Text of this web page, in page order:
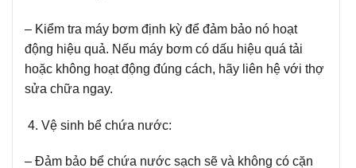
– Kiểm tra máy bơm định kỳ để đảm bảo nó hoạt
động hiệu quả. Nếu máy bơm có dấu hiệu quá tải
hoặc không hoạt động đúng cách, hãy liên hệ với thợ
sửa chữa ngay.
Vệ sinh bể chứa nước:
– Đảm bảo bể chứa nước sạch sẽ và không có cặn